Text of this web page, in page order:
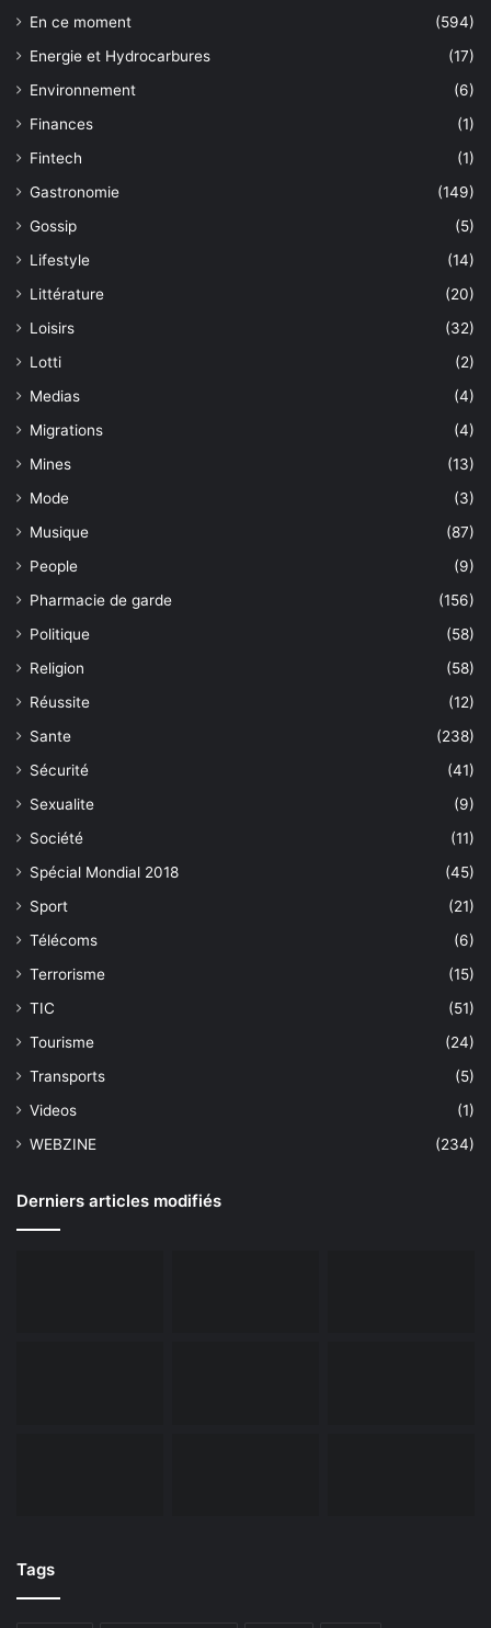
En ce moment
(594)
Energie et Hydrocarbures
(17)
Environnement
(6)
Finances
(1)
Fintech
(1)
Gastronomie
(149)
Gossip
(5)
Lifestyle
(14)
Littérature
(20)
Loisirs
(32)
Lotti
(2)
Medias
(4)
Migrations
(4)
Mines
(13)
Mode
(3)
Musique
(87)
People
(9)
Pharmacie de garde
(156)
Politique
(58)
Religion
(58)
Réussite
(12)
Sante
(238)
Sécurité
(41)
Sexualite
(9)
Société
(11)
Spécial Mondial 2018
(45)
Sport
(21)
Télécoms
(6)
Terrorisme
(15)
TIC
(51)
Tourisme
(24)
Transports
(5)
Videos
(1)
WEBZINE
(234)
Derniers articles modifiés
Tags